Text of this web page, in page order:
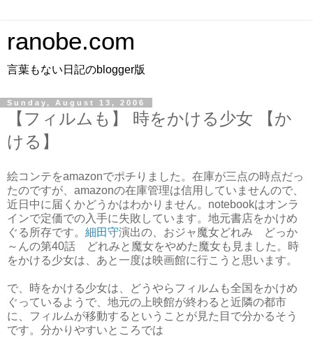
ranobe.com
言葉もない日記のblogger版
Sunday, August 13, 2006
【フィルムも】 時をかける少女 【か
ける】
絵コンテをamazonでポチりました。在庫が三点の時点だっ
たのですが、amazonの在庫管理は信用していませんので、
近日中に届くかどうかはわかりません。notebookはオンラ
インで定価での入手に失敗しています。地元書店をかけめ
ぐる所存です。 細田守演出の、おジャ魔女どれみ どっか
～んの第40話 どれみと魔女をやめた魔女も見ました。時
をかける少女は、あと一度は映画館に行こうと思います。
で、時をかける少女は、どうやらフィルムも全国をかけめ
ぐっているようで、地元の上映館が終わると近隣の都市
に、フィルムが移動するということが見た目で分かるそう
です。分かりやすいところでは